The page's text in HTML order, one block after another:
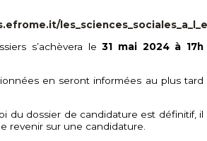
s’achèvera le31 mai 2024 à 17h
en seront informées au plus tard
du dossier de candidature est définitif, il
revenir sur une candidature.